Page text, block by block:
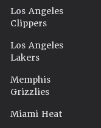
Los Angeles
Clippers
Los Angeles
Lakers
Memphis
Grizzlies
Miami Heat